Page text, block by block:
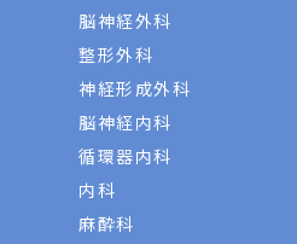
脳神経外科
整形外科
神経形成外科
脳神経内科
循環器内科
内科
麻酔科